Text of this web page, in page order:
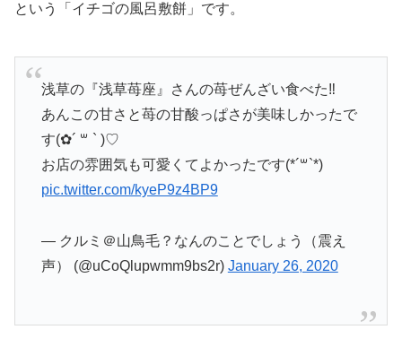
という「イチゴの風呂敷餅」です。
浅草の『浅草苺座』さんの苺ぜんざい食べた‼︎
あんこの甘さと苺の甘酸っぱさが美味しかったで
す(✿´ ꒳ ` )♡
お店の雰囲気も可愛くてよかったです(*´꒳`*)
pic.twitter.com/kyeP9z4BP9
— クルミ＠山鳥毛？なんのことでしょう（震え
声） (@uCoQlupwmm9bs2r) January 26, 2020